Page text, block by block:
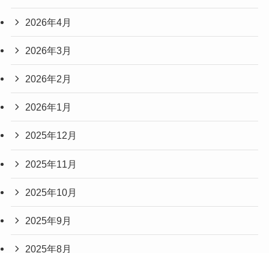
2026年4月
2026年3月
2026年2月
2026年1月
2025年12月
2025年11月
2025年10月
2025年9月
2025年8月